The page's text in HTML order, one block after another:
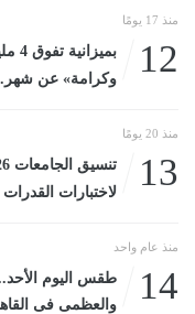
منذ 17 يومًا
12
وكرامة» عن شهر... الثلاثاء، 14
منذ 20 يومًا
13
لاختبارات القدرات
منذ عام واحد
14
طقس اليوم الأحد..